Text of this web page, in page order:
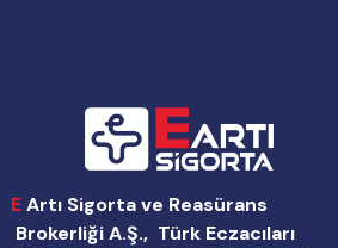
EArtı Sigorta ve Reasürans
Brokerliği A.Ş., Türk Eczacıları